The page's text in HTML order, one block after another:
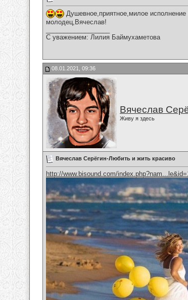
Душевное,приятное,милое
молодец,Вячеслав!
С уважением: Лилия Баймухаметова
08.01.2021, 09:36
Вячеслав
Живу я здесь
Вячеслав Серёгин-Любить и жить красиво
http://www.bisound.com/